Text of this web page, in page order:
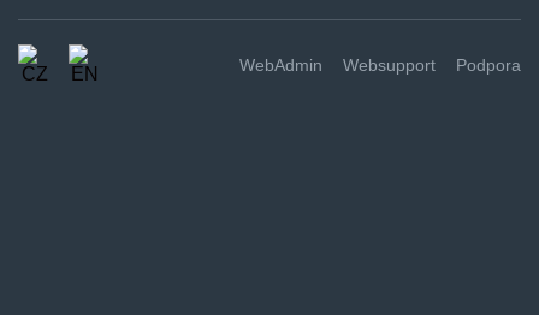
WebAdmin Websupport Podpora